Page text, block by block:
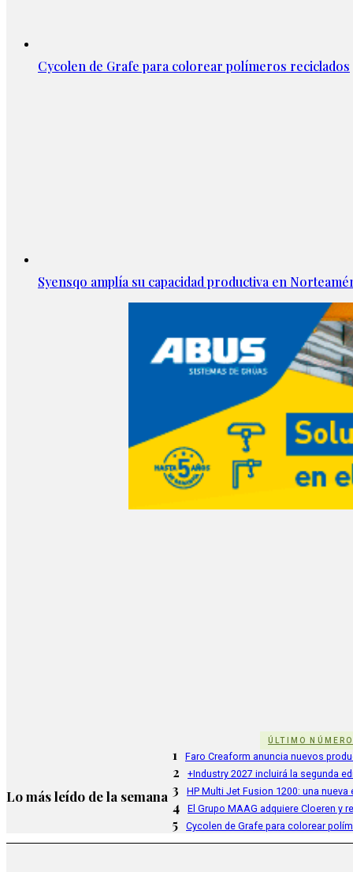
Cycolen de Grafe para colorear polímeros reciclados
Syensqo amplía su capacidad productiva en
ÚLTIMO NÚMERO
Lo más leído de la semana
1 Faro Creaform anuncia nuevos
2 +Industry 2027 incluirá la segunda
3 HP Multi Jet Fusion 1200: una
4 El Grupo MAAG adquiere Cloeren
5 Cycolen de Grafe para colorear